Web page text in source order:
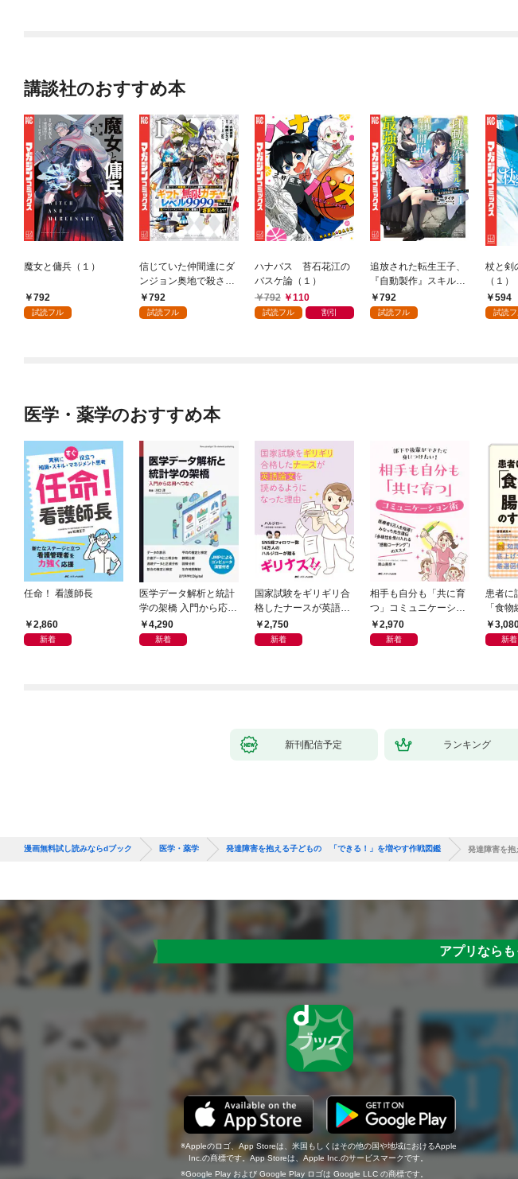
講談社のおすすめ本
魔女と傭兵（１）
792
試読フル
信じていた仲間達にダ
ンジョン奥地で殺され
かけたがギフト『無限
ガチャ』でレベル９９
792
試読フル
ハナバス 苔石花江の
バスケ論（１）
792
110
試読フル 割引
追放された転生王子、
『自動製作』スキルで
領地を爆速で開拓し最
強の村を作ってしまう
792
試読フル
杖と剣
（１）
594
試読
医学・薬学のおすすめ本
任命！ 看護師長
2,860
新着
医学データ解析と統計
学の架橋 入門から応用
へつなぐ
4,290
新着
国家試験をギリギリ合
格したナースが英語論
文を読めるようになっ
た理由
2,750
新着
相手も自分も「共に育
つ」コミュニケーショ
ン術2,970
新着
患者に
「食
境」の
新着
新刊配信予定 ランキング
漫画無料試し読みならdブック 医学・薬学 発達障害を抱える子どもの 「できる！」を増やす作戦図鑑 発達障害を
アプリならも
Appleのロゴ、App Storeは、米国もしくはその他の国や地域におけるApple
Inc.の商標です。App Storeは、Apple Inc.のサービスマークです。
Google Play および Google Play ロゴは Google LLC の商標です。